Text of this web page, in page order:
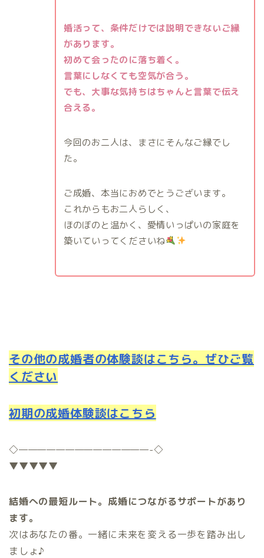
婚活って、条件だけでは説明できないご縁
があります。
初めて会ったのに落ち着く。
言葉にしなくても空気が合う。
でも、大事な気持ちはちゃんと言葉で伝え
合える。
今回のお二人は、まさにそんなご縁でし
た。
ご成婚、本当におめでとうございます。
これからもお二人らしく、
ほのぼのと温かく、愛情いっぱいの家庭を
築いていってくださいね
その他の成婚者の体験談はこちら。ぜひご覧
ください
初期の成婚体験談はこちら
◇——————————————-◇
▼▼▼▼▼
結婚への最短ルート。成婚につながるサポートがあり
ます。
次はあなたの番。一緒に未来を変える一歩を踏み出し
ましょ♪